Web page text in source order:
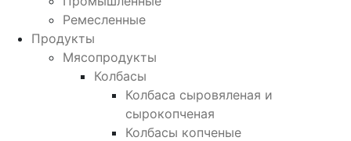
Ремесленные
Продукты
Мясопродукты
Колбасы
Колбаса сыровяленая и
сырокопченая
Колбасы копченые